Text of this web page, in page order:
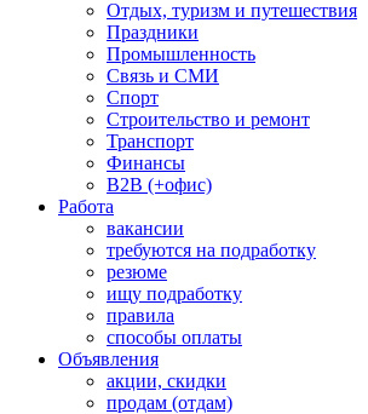
Отдых, туризм и путешествия
Праздники
Промышленность
Связь и СМИ
Спорт
Строительство и ремонт
Транспорт
Финансы
B2B (+офис)
Работа
вакансии
требуются на подработку
резюме
ищу подработку
правила
способы оплаты
Объявления
акции, скидки
продам (отдам)